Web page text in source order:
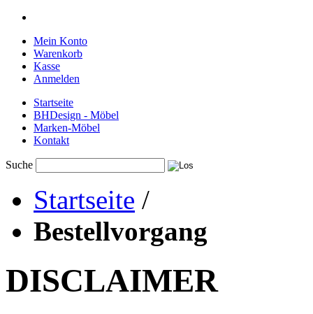
Mein Konto
Warenkorb
Kasse
Anmelden
Startseite
BHDesign - Möbel
Marken-Möbel
Kontakt
Suche
Startseite /
Bestellvorgang
DISCLAIMER